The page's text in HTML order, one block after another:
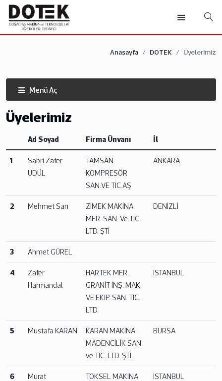
Anasayfa DOTEK Üyelerimiz
Menü Aç
Üyelerimiz
Ad Soyad Firma Ünvanı İl
1
Sabri Zafer
UDÜL
TAMSAN
KOMPRESÖR
SAN.VE TİC.AŞ
ANKARA
2 Mehmet Sarı
ZİMEK MAKİNA
MER. SAN. Ve TİC.
LTD. ŞTİ
DENİZLİ
3 Ahmet GÜREL
4
Zafer
Harmandal
HARTEK MER.
GRANİT İNŞ. MAK.
VE EKİP. SAN. TİC.
LTD.
İSTANBUL
5 Mustafa KARAN
KARAN MAKİNA
MADENCİLİK SAN.
ve TİC. LTD. ŞTİ.
BURSA
6
Murat
TOKSEL MAKİNA
İSTANBUL